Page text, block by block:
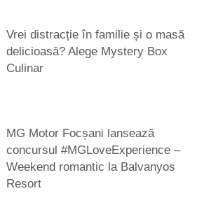
Vrei distracție în familie și o masă
delicioasă? Alege Mystery Box
Culinar
MG Motor Focșani lansează
concursul #MGLoveExperience –
Weekend romantic la Balvanyos
Resort